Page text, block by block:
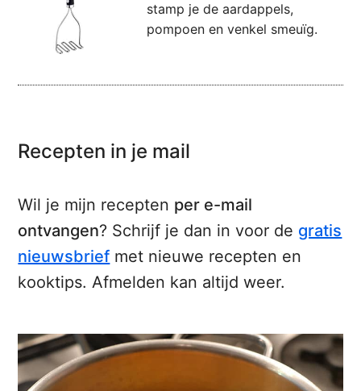
stamp je de aardappels,
pompoen en venkel smeuïg.
Recepten in je mail
Wil je mijn recepten per e-mail
ontvangen? Schrijf je dan in voor de gratis
nieuwsbrief met nieuwe recepten en
kooktips. Afmelden kan altijd weer.